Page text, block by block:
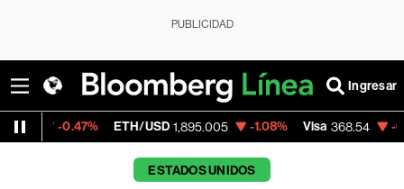
PUBLICIDAD
Ingresar
ETH/USD 1,895.005 -1.08% Visa 368.54 -0.28%
ESTADOS UNIDOS